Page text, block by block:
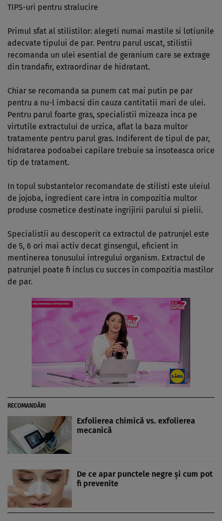
TIPS-uri pentru stralucire
Primul sfat al stilistilor: alegeti numai mastile si lotiunile
adecvate tipului de par. Pentru parul uscat, stilistii
recomanda un ulei esential de geranium care se extrage
din trandafir, extraordinar de hidratant.
Chiar se recomanda sa punem cat mai putin pe par
pentru a nu-l imbacsi din cauza cantitatii mari de ulei.
Pentru parul foarte gras, specialistii mizeaza inca pe
virtutile extractului de urzica, aflat la baza multor
tratamente pentru parul gras. Indiferent de tipul de par,
hidratarea podoabei capilare trebuie sa insoteasca orice
tip de tratament.
In topul substantelor recomandate de stilisti este uleiul
de jojoba, ingredient care intra in compozitia multor
produse cosmetice destinate ingrijirii parului si pielii.
Specialistii au descoperit ca extractul de patrunjel este
de 5, 6 ori mai activ decat ginsengul, eficient in
mentinerea tonusului intregului organism. Extractul de
patrunjel poate fi inclus cu succes in compozitia mastilor
de par.
RECOMANDĂRI
Exfolierea chimică vs. exfolierea
mecanică
De ce apar punctele negre și cum pot
fi prevenite